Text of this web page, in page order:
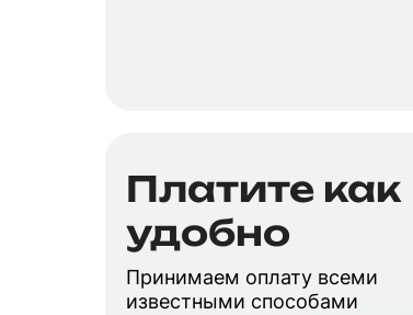
Платите как
удобно
Принимаем оплату всеми
известными способами